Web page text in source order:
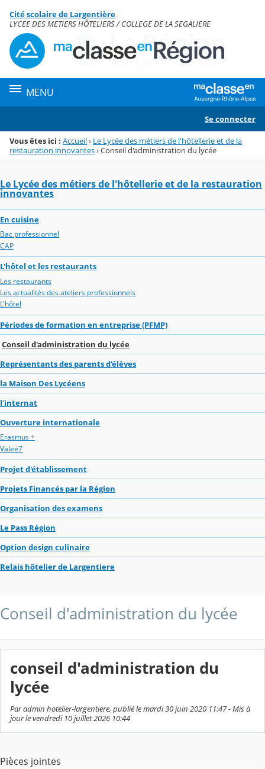
Menu de la rubrique
Contenu
Cité scolaire de Largentière
LYCEE DES METIERS HÔTELIERS / COLLEGE DE LA SEGALIERE
MENU
Se connecter
Vous êtes ici : Accueil› Le Lycée des métiers de l'hôtellerie et de la
restauration innovantes›Conseil d'administration du lycée
Le Lycée des métiers de l'hôtellerie et de la restauration
innovantes
En cuisine
Bac professionnel
CAP
L'hôtel et les restaurants
Les restaurants
Les actualités des ateliers professionnels
L'hôtel
Périodes de formation en entreprise (PFMP)
Conseil d'administration du lycée
Représentants des parents d'élèves
la Maison Des Lycéens
l'internat
Ouverture internationale
Erasmus +
Valee7
Projet d'établissement
Projets Financés par la Région
Organisation des examens
Le Pass Région
Option design culinaire
Relais hôtelier de Largentiere
Conseil d'administration du lycée
conseil d'administration du
lycée
Par admin hotelier-largentiere, publié le mardi 30 juin 2020 11:47 - Mis à
jour le vendredi 10 juillet 2026 10:44
Pièces jointes